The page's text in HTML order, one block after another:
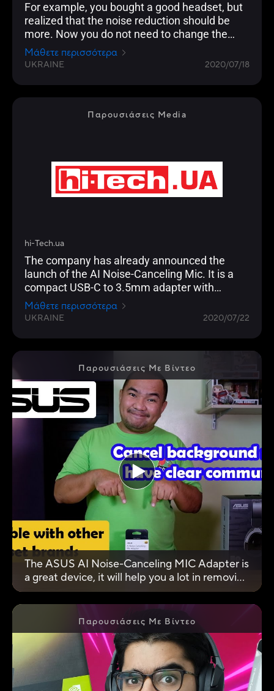
For example, you bought a good headset, but
realized that the noise reduction should be
more. Now you do not need to change the
headphones to one of the above models, just
buy an AI Noise-Canceling Mic adapter, and it
Μάθετε περισσότερα
UKRAINE 2020/07/18
Παρουσιάσεις Media
hi-Tech.ua
The company has already announced the
launch of the AI Noise-Canceling Mic. It is a
compact USB-C to 3.5mm adapter with
integrated intelligent noise canceling
technology.
Μάθετε περισσότερα
UKRAINE 2020/07/22
Παρουσιάσεις Με Βίντεο
The ASUS AI Noise-Canceling MIC Adapter is
a great device, it will help you a lot in removing
background noise and provide clear
communication on your stream, voice call or
Παρουσιάσεις Με Βίντεο